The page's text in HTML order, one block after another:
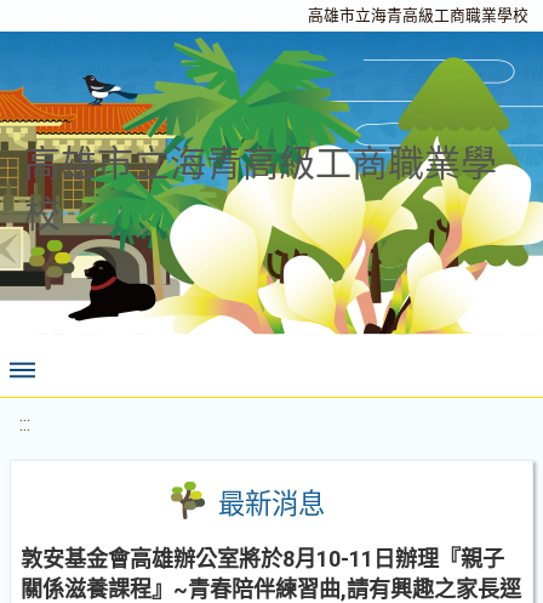
高雄市立海青高級工商職業學校
高雄市立海青高級工商職業學
校
:::
最新消息
敦安基金會高雄辦公室將於8月10-11日辦理『親子
關係滋養課程』~青春陪伴練習曲,請有興趣之家長逕